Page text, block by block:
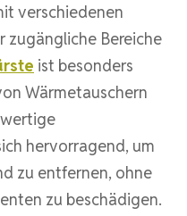
verschiedenen
zugängliche Bereiche
ist besonders
Wärmetauschern
hervorragend, um
zu entfernen, ohne
zu beschädigen.